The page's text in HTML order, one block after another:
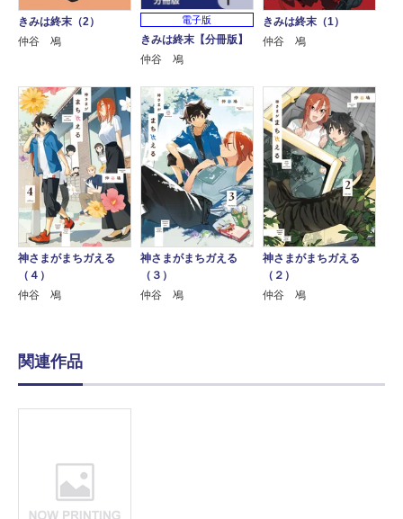
きみは終末（2）
仲谷 鳰
電子版
きみは終末【分冊版】
仲谷 鳰
きみは終末（1）
仲谷 鳰
神さまがまちガえる
（４）
仲谷 鳰
神さまがまちガえる
（３）
仲谷 鳰
神さまがまちガえる
（２）
仲谷 鳰
関連作品